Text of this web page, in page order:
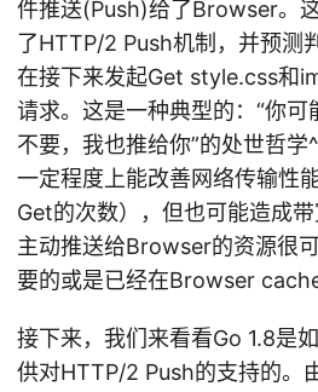
件推送(Push)给了Browser。
了HTTP/2 Push机制，并预测
在接下来发起Get style.css和
请求。这是一种典型的：“你
不要，我也推给你”的处世哲
一定程度上能改善网络传输性
Get的次数），但也可能造成
主动推送给Browser的资源很
要的或是已经在Browser
接下来，我们来看看Go 1.8是
供对HTTP/2 Push的支持的。